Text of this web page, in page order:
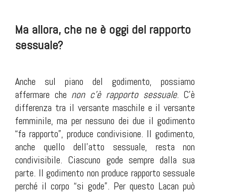
Ma allora, che ne è oggi del rapporto
sessuale?
Anche sul piano del godimento, possiamo
affermare che non c’è rapporto sessuale. C’è
differenza tra il versante maschile e il versante
femminile, ma per nessuno dei due il godimento
“fa rapporto”, produce condivisione. Il godimento,
anche quello dell’atto sessuale, resta non
condivisibile. Ciascuno gode sempre dalla sua
parte. Il godimento non produce rapporto sessuale
perché il corpo “si gode”. Per questo Lacan può